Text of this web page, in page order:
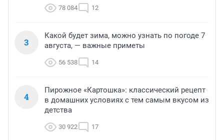
78 084 12
3
Какой будет зима, можно узнать по погоде 7
августа, — важные приметы
56 538 14
4
Пирожное «Картошка»: классический рецепт
в домашних условиях с тем самым вкусом из
детства
30 922 17